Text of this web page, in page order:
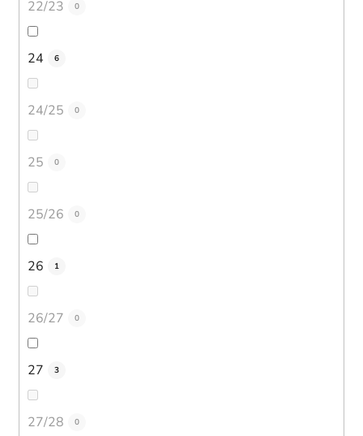
22/23 0
24 6
24/25 0
25 0
25/26 0
26 1
26/27 0
27 3
27/28 0